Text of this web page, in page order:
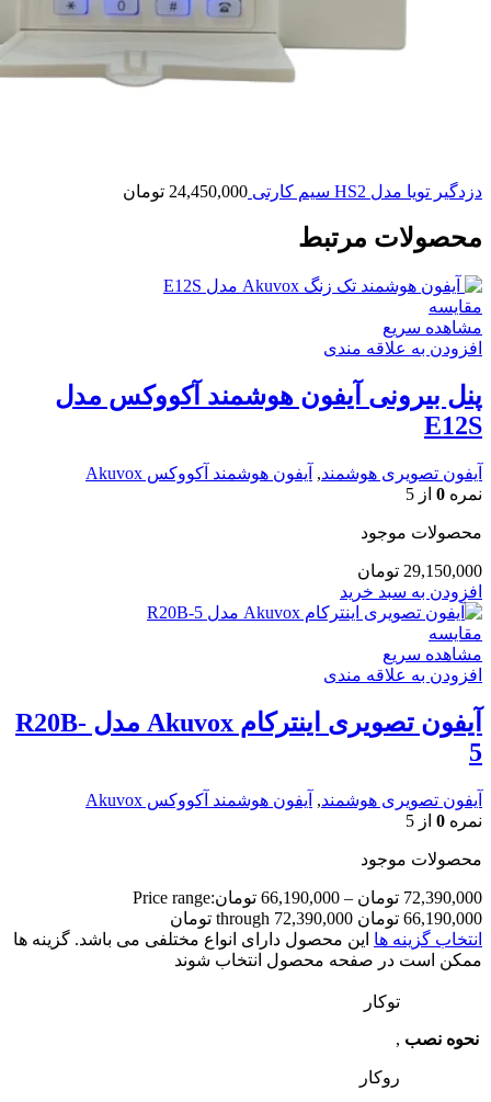
دزدگیر تویا مدل HS2 سیم کارتی 24,450,000 تومان
محصولات مرتبط
مقایسه
مشاهده سریع
افزودن به علاقه مندی
پنل بیرونی آیفون هوشمند آکووکس مدل
E12S
آیفون تصویری هوشمند, آیفون هوشمند آکووکس Akuvox
نمره 0 از 5
محصولات موجود
29,150,000 تومان
افزودن به سبد خرید
مقایسه
مشاهده سریع
افزودن به علاقه مندی
آیفون تصویری اینترکام Akuvox مدل R20B-
5
آیفون تصویری هوشمند, آیفون هوشمند آکووکس Akuvox
نمره 0 از 5
محصولات موجود
72,390,000 تومان –
66,190,000 تومانPrice range:
66,190,000 تومان through 72,390,000 تومان
انتخاب گزینه ها این محصول دارای انواع مختلفی می باشد. گزینه ها
ممکن است در صفحه محصول انتخاب شوند
نحوه نصب
توکار
,
روکار